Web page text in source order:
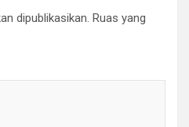
dipublikasikan. Ruas yang